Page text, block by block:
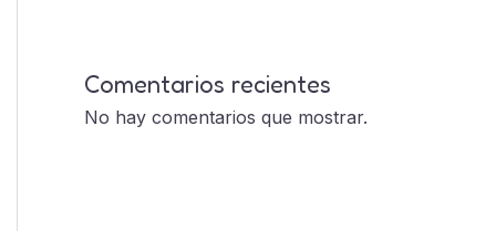
Comentarios recientes
No hay comentarios que mostrar.